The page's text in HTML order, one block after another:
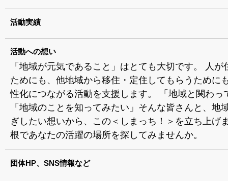
活動実績
活動への想い
「地域が元気であること」はとても大切です。 人が
ためにも、他地域から移住・定住してもらうために
性化につながる活動を支援します。 「地域と関わっ
「地域のことを知ってみたい」そんな皆さんと、地
ぎしたい想いから、この＜しまっち！＞を立ち上げ
根であなたの活躍の場所を探してみませんか。
団体HP、SNS情報など